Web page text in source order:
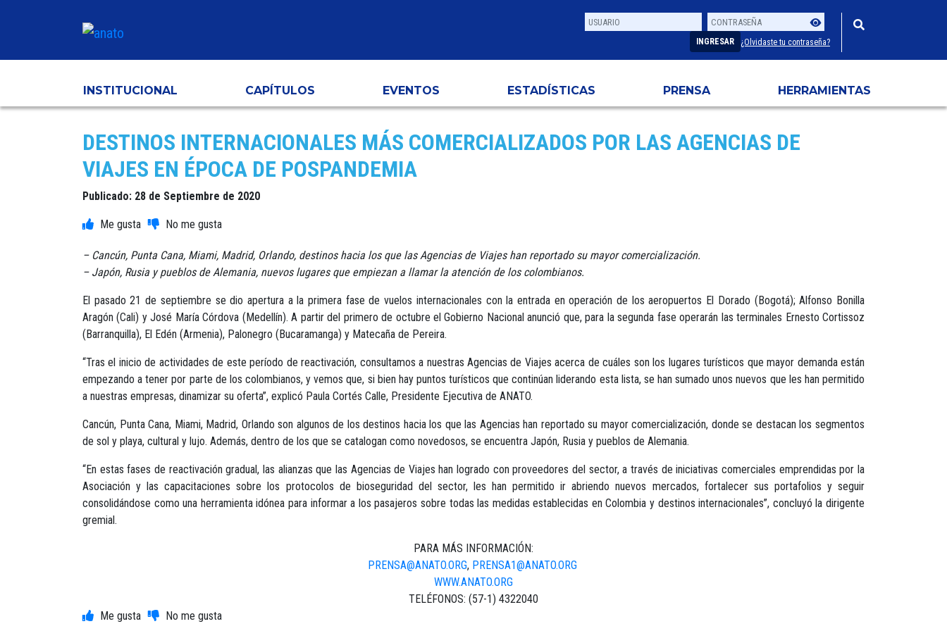
Usuario
Contraseña
INGRESAR ¿Olvidaste tu contraseña?
INSTITUCIONAL CAPÍTULOS EVENTOS ESTADÍSTICAS PRENSA HERRAMIENTAS
DESTINOS INTERNACIONALES MÁS COMERCIALIZADOS POR LAS AGENCIAS DE
VIAJES EN ÉPOCA DE POSPANDEMIA
Publicado: 28 de Septiembre de 2020
– Cancún, Punta Cana, Miami, Madrid, Orlando, destinos hacia los que las Agencias de Viajes han reportado su mayor comercialización.
– Japón, Rusia y pueblos de Alemania, nuevos lugares que empiezan a llamar la atención de los colombianos.
El pasado 21 de septiembre se dio apertura a la primera fase de vuelos internacionales con la entrada en operación de los aeropuertos El Dorado (Bogotá); Alfonso Bonilla
Aragón (Cali) y José María Córdova (Medellín). A partir del primero de octubre el Gobierno Nacional anunció que, para la segunda fase operarán las terminales Ernesto Cortissoz
(Barranquilla), El Edén (Armenia), Palonegro (Bucaramanga) y Matecaña de Pereira.
“Tras el inicio de actividades de este período de reactivación, consultamos a nuestras Agencias de Viajes acerca de cuáles son los lugares turísticos que mayor demanda están
empezando a tener por parte de los colombianos, y vemos que, si bien hay puntos turísticos que continúan liderando esta lista, se han sumado unos nuevos que les han permitido
a nuestras empresas, dinamizar su oferta”, explicó Paula Cortés Calle, Presidente Ejecutiva de ANATO.
Cancún, Punta Cana, Miami, Madrid, Orlando son algunos de los destinos hacia los que las Agencias han reportado su mayor comercialización, donde se destacan los segmentos
de sol y playa, cultural y lujo. Además, dentro de los que se catalogan como novedosos, se encuentra Japón, Rusia y pueblos de Alemania.
“En estas fases de reactivación gradual, las alianzas que las Agencias de Viajes han logrado con proveedores del sector, a través de iniciativas comerciales emprendidas por la
Asociación y las capacitaciones sobre los protocolos de bioseguridad del sector, les han permitido ir abriendo nuevos mercados, fortalecer sus portafolios y seguir
consolidándose como una herramienta idónea para informar a los pasajeros sobre todas las medidas establecidas en Colombia y destinos internacionales”, concluyó la dirigente
gremial.
PARA MÁS INFORMACIÓN:
PRENSA@ANATO.ORG, PRENSA1@ANATO.ORG
WWW.ANATO.ORG
TELÉFONOS: (57-1) 4322040